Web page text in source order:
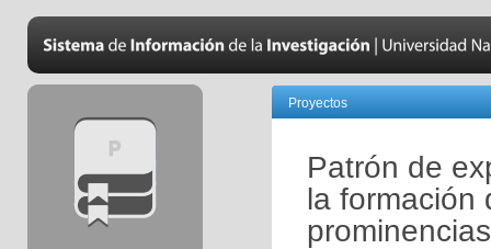
Proyectos
Patrón de
la formación